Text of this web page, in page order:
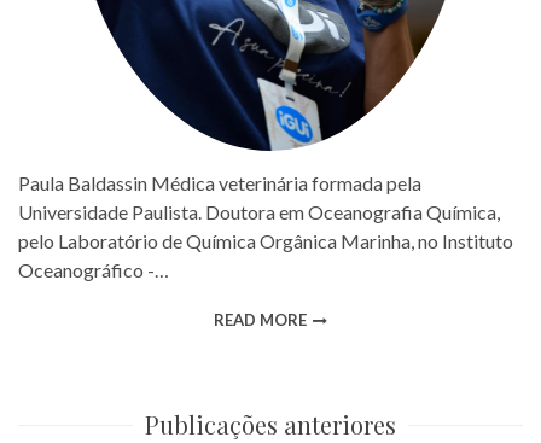
Paula Baldassin Médica veterinária formada pela
Universidade Paulista. Doutora em Oceanografia Química,
pelo Laboratório de Química Orgânica Marinha, no Instituto
Oceanográfico -…
READ MORE
Publicações anteriores